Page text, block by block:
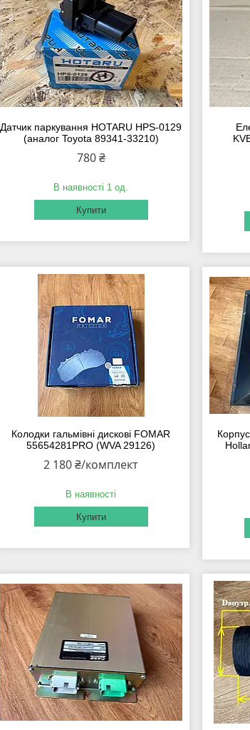
Датчик паркування HOTARU HPS-0129
(аналог Toyota 89341-33210)
780 ₴
В наявності 1 од.
Купити
Колодки гальмівні дискові FOMAR
55654281PRO (WVA 29126)
2 180 ₴/комплект
В наявності
Купити